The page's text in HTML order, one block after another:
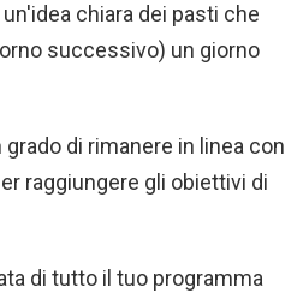
chiara dei pasti che
successivo) un giorno
di rimanere in linea con
raggiungere gli obiettivi di
di tutto il tuo programma